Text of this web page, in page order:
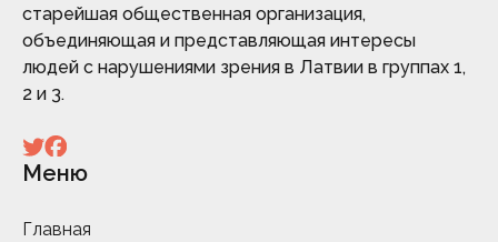
старейшая общественная организация,
объединяющая и представляющая интересы
людей с нарушениями зрения в Латвии в группах 1,
2 и 3.
Меню
Главная